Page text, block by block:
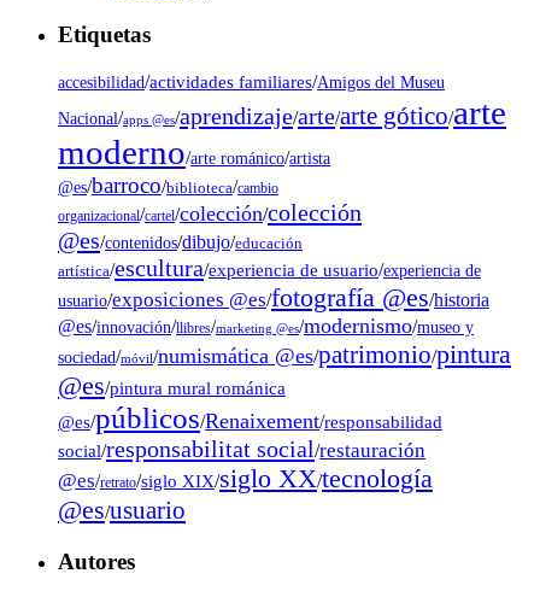
Etiquetas
accesibilidad/actividades familiares/Amigos del Museu
Nacional/apps @es/aprendizaje/arte/arte gótico/arte
moderno/arte románico/artista
@es/barroco/biblioteca/cambio
organizacional/cartel/colección/colección
@es/contenidos/dibujo/educación
artística/escultura/experiencia de usuario/experiencia de
usuario/exposiciones @es/fotografía @es/historia
@es/innovación/llibres/marketing @es/modernismo/museo y
sociedad/móvil/numismática @es/patrimonio/pintura
@es/pintura mural románica
@es/públicos/Renaixement/responsabilidad
social/responsabilitat social/restauración
@es/retrato/siglo XIX/siglo XX/tecnología
@es/usuario
Autores